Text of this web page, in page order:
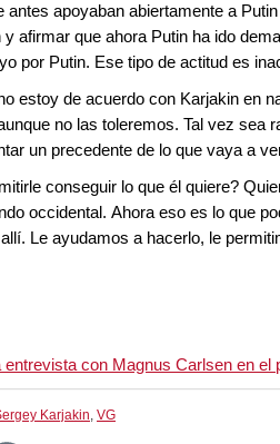
antes apoyaban abiertamente a
afirmar que ahora Putin ha ido
por Putin. Ese tipo de actitud es
estoy de acuerdo con Karjakin en
no las toleremos. Tal vez sea
un precedente de lo que vaya a
conseguir lo que él quiere?
occidental. Ahora eso es lo que
Le ayudamos a hacerlo, le
entrevista con Magnus Carlsen en el
Karjakin, VG